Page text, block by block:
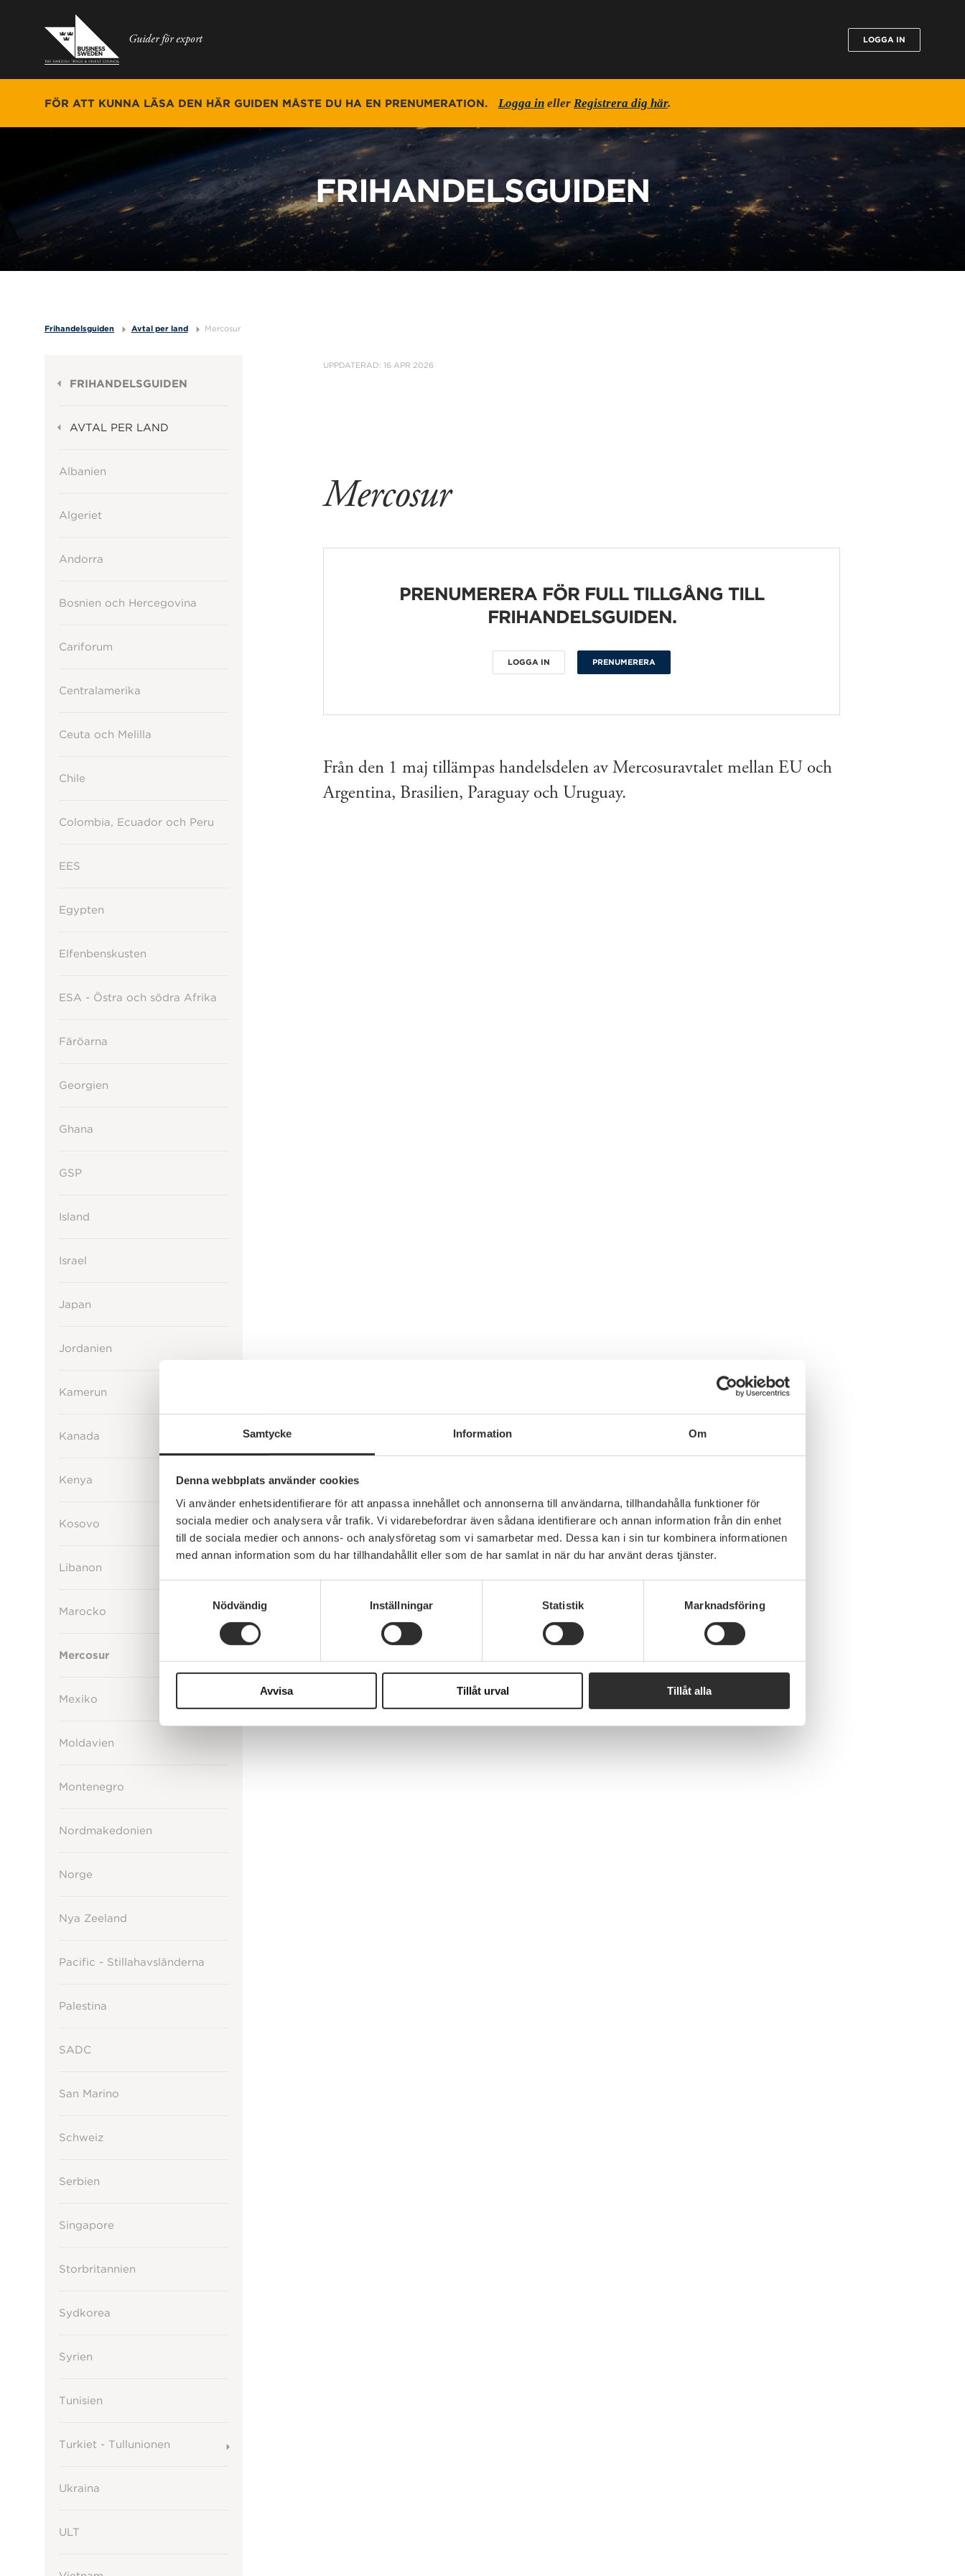
Samtycke Information Om
Denna webbplats använder cookies
Vi använder enhetsidentifierare för att anpassa innehållet och annonserna till användarna, tillhandahålla funktioner för
sociala medier och analysera vår trafik. Vi vidarebefordrar även sådana identifierare och annan information från din enhet
till de sociala medier och annons- och analysföretag som vi samarbetar med. Dessa kan i sin tur kombinera informationen
med annan information som du har tillhandahållit eller som de har samlat in när du har använt deras tjänster.
Nödvändig
Inställningar Statistik Marknadsföring
Avvisa Tillåt urval Tillåt alla
Guider för export LOGGA IN
FÖR ATT KUNNA LÄSA DEN HÄR GUIDEN MÅSTE DU HA EN PRENUMERATION. Logga in eller Registrera dig här.
FRIHANDELSGUIDEN
Frihandelsguiden Avtal per land Mercosur
FRIHANDELSGUIDEN
AVTAL PER LAND
Albanien
Algeriet
Andorra
Bosnien och Hercegovina
Cariforum
Centralamerika
Ceuta och Melilla
Chile
Colombia, Ecuador och Peru
EES
Egypten
Elfenbenskusten
ESA - Östra och södra Afrika
Färöarna
Georgien
Ghana
GSP
Island
Israel
Japan
Jordanien
Kamerun
Kanada
Kenya
Kosovo
Libanon
Marocko
Mercosur
Mexiko
Moldavien
Montenegro
Nordmakedonien
Norge
Nya Zeeland
Pacific - Stillahavsländerna
Palestina
SADC
San Marino
Schweiz
Serbien
Singapore
Storbritannien
Sydkorea
Syrien
Tunisien
Turkiet - Tullunionen
Ukraina
ULT
UPPDATERAD: 16 APR 2026
Mercosur
PRENUMERERA FÖR FULL TILLGÅNG TILL
FRIHANDELSGUIDEN.
LOGGA IN PRENUMERERA
Från den 1 maj tillämpas handelsdelen av Mercosuravtalet mellan EU och
Argentina, Brasilien, Paraguay och Uruguay.